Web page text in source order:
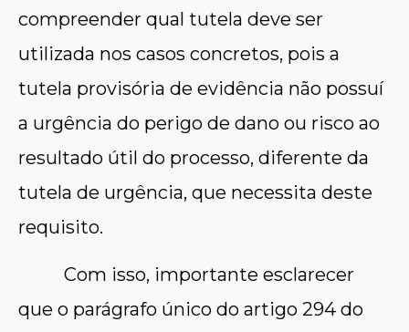
compreender qual tutela deve ser
utilizada nos casos concretos, pois a
tutela provisória de evidência não possuí
a urgência do perigo de dano ou risco ao
resultado útil do processo, diferente da
tutela de urgência, que necessita deste
requisito.
Com isso, importante esclarecer
que o parágrafo único do artigo 294 do